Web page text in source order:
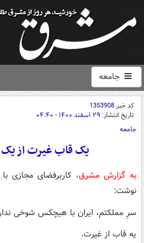
جامعه
کد خبر1353908
تاریخ انتشار: ۲۹ اسفند ۱۴۰۰ - ۰۴:۴۰
جامعه
یک قاب غیرت از
به گزارش مشرق، کاربرفضای مجازی
نوشت:
سرِ مملکتم، ایران با هیچکس شوخی
یه قاب از غیرت.